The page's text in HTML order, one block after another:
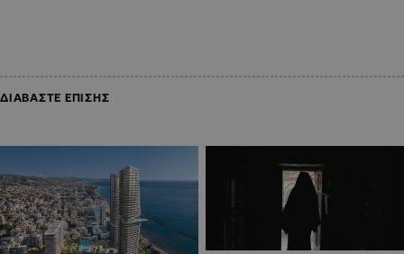
ΔΙΑΒΑΣΤΕ ΕΠΙΣΗΣ